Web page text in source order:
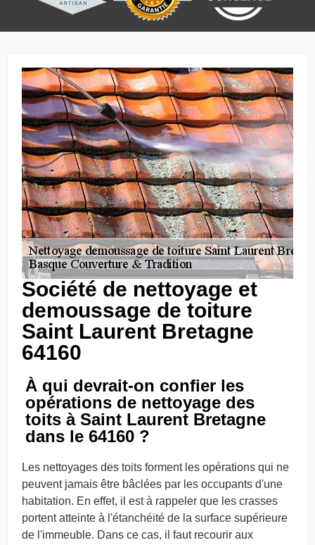
Société de nettoyage et
demoussage de toiture
Saint Laurent Bretagne
64160
À qui devrait-on confier les
opérations de nettoyage des
toits à Saint Laurent Bretagne
dans le 64160 ?
Les nettoyages des toits forment les opérations qui ne
peuvent jamais être bâclées par les occupants d'une
habitation. En effet, il est à rappeler que les crasses
portent atteinte à l'étanchéité de la surface supérieure
de l'immeuble. Dans ce cas, il faut recourir aux